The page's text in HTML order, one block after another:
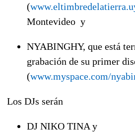
(
Montevideo y
NYABINGHY, que está
grabación de su primer
(www.myspace.com/
Los DJs serán
DJ NIKO TINA y